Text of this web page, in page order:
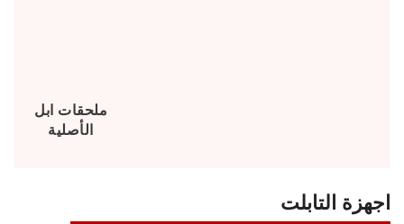
ملحقات ابل
الأصلية
اجهزة التابلت